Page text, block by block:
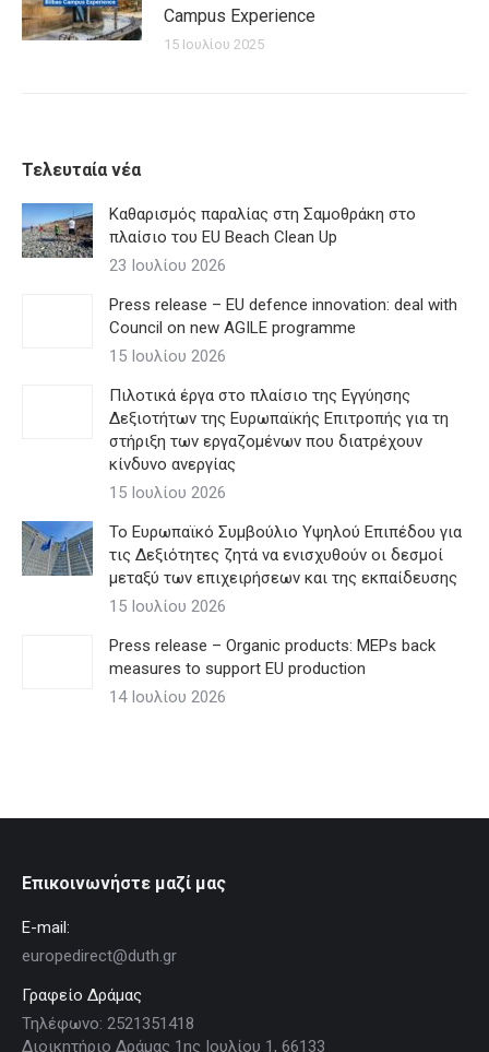
Campus Experience
15 Ιουλίου 2025
Τελευταία νέα
Καθαρισμός παραλίας στη Σαμοθράκη στο
πλαίσιο του EU Beach Clean Up
23 Ιουλίου 2026
Press release – EU defence innovation: deal with
Council on new AGILE programme
15 Ιουλίου 2026
Πιλοτικά έργα στο πλαίσιο της Εγγύησης
Δεξιοτήτων της Ευρωπαϊκής Επιτροπής για τη
στήριξη των εργαζομένων που διατρέχουν
κίνδυνο ανεργίας
15 Ιουλίου 2026
Το Ευρωπαϊκό Συμβούλιο Υψηλού Επιπέδου για
τις Δεξιότητες ζητά να ενισχυθούν οι δεσμοί
μεταξύ των επιχειρήσεων και της εκπαίδευσης
15 Ιουλίου 2026
Press release – Organic products: MEPs back
measures to support EU production
14 Ιουλίου 2026
Επικοινωνήστε μαζί μας
E-mail:
europedirect@duth.gr
Γραφείο Δράμας
Τηλέφωνο: 2521351418
Διοικητήριο Δράμας 1ης Ιουλίου 1, 66133